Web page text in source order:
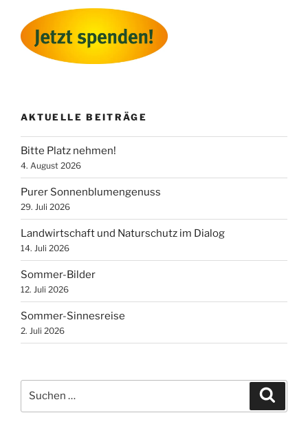
AKTUELLE BEITRÄGE
Bitte Platz nehmen!
4. August 2026
Purer Sonnenblumengenuss
29. Juli 2026
Landwirtschaft und Naturschutz im Dialog
14. Juli 2026
Sommer-Bilder
12. Juli 2026
Sommer-Sinnesreise
2. Juli 2026
nach: